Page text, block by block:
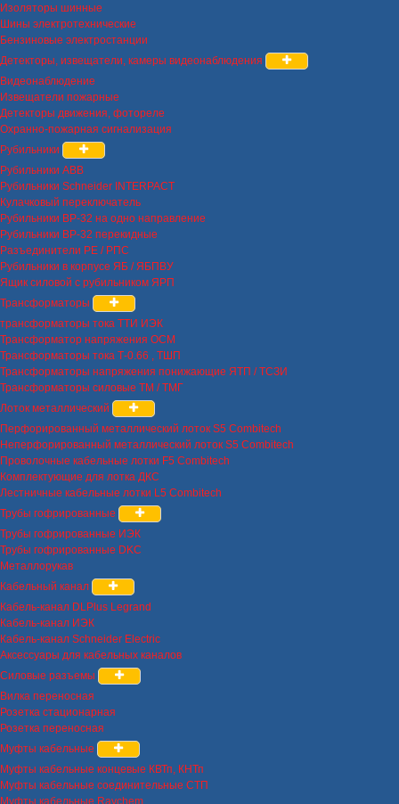
Изоляторы шинные
Шины электротехнические
Бензиновые электростанции
Детекторы, извещатели, камеры видеонаблюдения
Видеонаблюдение
Извещатели пожарные
Детекторы движения, фотореле
Охранно-пожарная сигнализация
Рубильники
Рубильники ABB
Рубильники Schneider INTERPACT
Кулачковый переключатель
Рубильники ВР-32 на одно направление
Рубильники ВР-32 перекидные
Разъединители РЕ / РПС
Рубильники в корпусе ЯБ / ЯБПВУ
Ящик силовой с рубильником ЯРП
Трансформаторы
трансформаторы тока ТТИ ИЭК
Трансформатор напряжения ОСМ
Трансформаторы тока Т-0.66 , ТШП
Трансформаторы напряжения понижающие ЯТП / ТСЗИ
Трансформаторы силовые ТМ / ТМГ
Лоток металлический
Перфорированный металлический лоток S5 Combitech
Неперфорированный металлический лоток S5 Combitech
Проволочные кабельные лотки F5 Combitech
Комплектующие для лотка ДКС
Лестничные кабельные лотки L5 Combitech
Трубы гофрированные
Трубы гофрированные ИЭК
Трубы гофрированные DKC
Металлорукав
Кабельный канал
Кабель-канал DLPlus Legrand
Кабель-канал ИЭК
Кабель-канал Schneider Electric
Аксессуары для кабельных каналов
Силовые разъемы
Вилка переносная
Розетка стационарная
Розетка переносная
Муфты кабельные
Муфты кабельные концевые КВТп, КНТп
Муфты кабельные соединительные СТП